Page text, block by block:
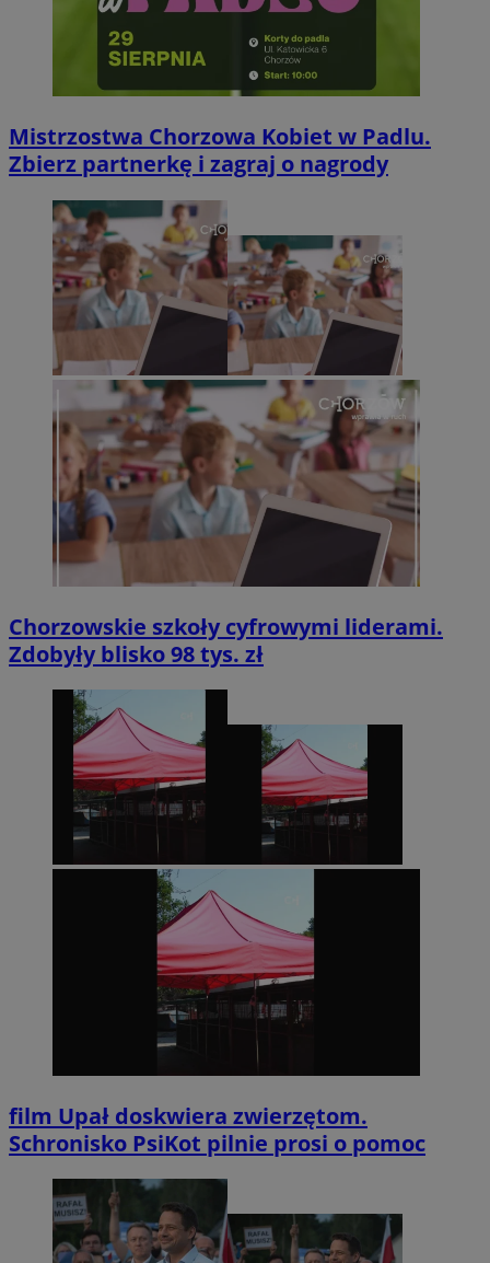
Mistrzostwa Chorzowa Kobiet w Padlu.
Zbierz partnerkę i zagraj o nagrody
Chorzowskie szkoły cyfrowymi liderami.
Zdobyły blisko 98 tys. zł
film Upał doskwiera zwierzętom.
Schronisko PsiKot pilnie prosi o pomoc